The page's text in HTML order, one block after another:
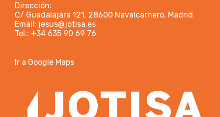
Dirección:
C/ Guadalajara 121, 28600 Navalcarnero, Madrid
Email: jesus@jotisa.es
Tel.: +34 635 90 69 76
Ir a Google Maps